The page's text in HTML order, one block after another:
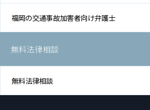
福岡の交通事故加害者向け弁護士
無料法律相談
無料法律相談